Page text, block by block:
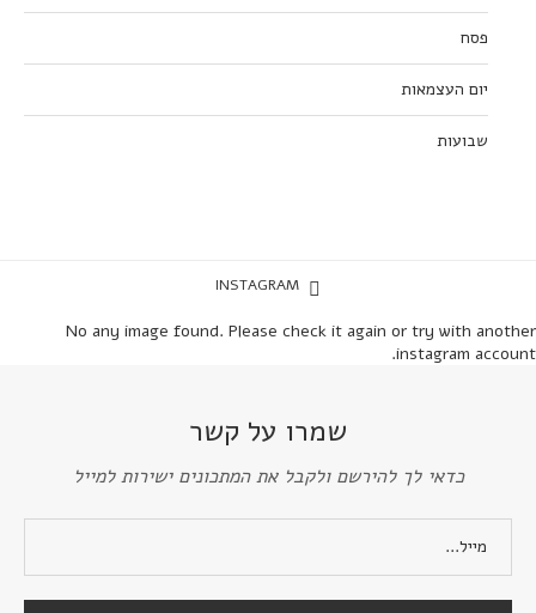
פסח
יום העצמאות
שבועות
INSTAGRAM
No any image found. Please check it again or try with another
instagram account.
שמרו על קשר
כדאי לך להירשם ולקבל את המתכונים ישירות למייל